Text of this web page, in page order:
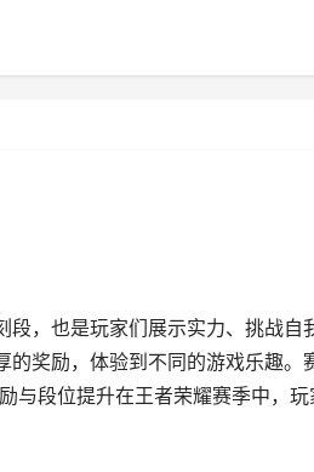
，也是玩家们展示实力、挑战自
奖励，体验到不同的游戏乐趣。
与段位提升在王者荣耀赛季中，